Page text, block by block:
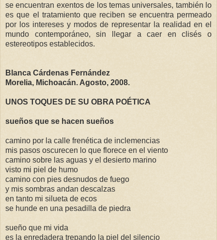
se encuentran exentos de los temas universales, también lo
es que el tratamiento que reciben se encuentra permeado
por los intereses y modos de representar la realidad en el
mundo contemporáneo, sin llegar a caer en clisés o
estereotipos establecidos.
Blanca Cárdenas Fernández
Morelia, Michoacán. Agosto, 2008.
UNOS TOQUES DE SU OBRA POÉTICA
sueños que se hacen sueños
camino por la calle frenética de inclemencias
mis pasos oscurecen lo que florece en el viento
camino sobre las aguas y el desierto marino
visto mi piel de humo
camino con pies desnudos de fuego
y mis sombras andan descalzas
en tanto mi silueta de ecos
se hunde en una pesadilla de piedra
sueño que mi vida
es la enredadera trepando la piel del silencio